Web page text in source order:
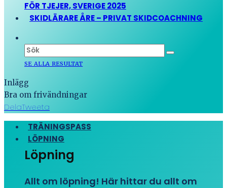
FÖR TJEJER, SVERIGE 2025
SKIDLÄRARE ÅRE – PRIVAT SKIDCOACHNING
SE ALLA RESULTAT
Inlägg
Bra om frivändningar
DelaTweeta
TRÄNINGSPASS
LÖPNING
Löpning
Allt om löpning! Här hittar du allt om